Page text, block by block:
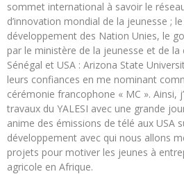
sommet international à savoir le
d’innovation mondial de la jeunesse ;
développement des Nation Unies, le
par le ministère de la jeunesse et de
Sénégal et USA : Arizona State
leurs confiances en me nominant
cérémonie francophone « MC ». Ainsi,
travaux du YALESI avec une grande
anime des émissions de télé aux USA
développement avec qui nous allons
projets pour motiver les jeunes à
agricole en Afrique.